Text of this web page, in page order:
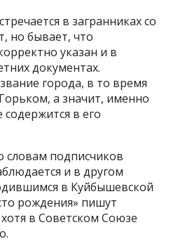
в загранниках со
но бывает, что
указан и в
документах.
города, в то время
а значит, именно
в его
словам подписчиков
и в другом
в Куйбышевской
рождения» пишут
в Советском Союзе